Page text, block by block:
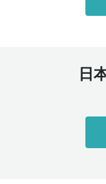
日